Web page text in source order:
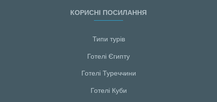
КОРИСНІ ПОСИЛАННЯ
Типи турів
Готелі Єгипту
Готелі Туреччини
Готелі Куби